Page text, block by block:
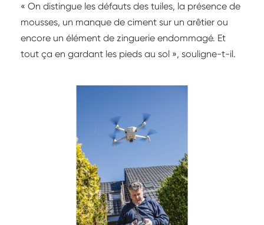
« On distingue les défauts des tuiles, la présence de
mousses, un manque de ciment sur un arêtier ou
encore un élément de zinguerie endommagé. Et
tout ça en gardant les pieds au sol », souligne-t-il.